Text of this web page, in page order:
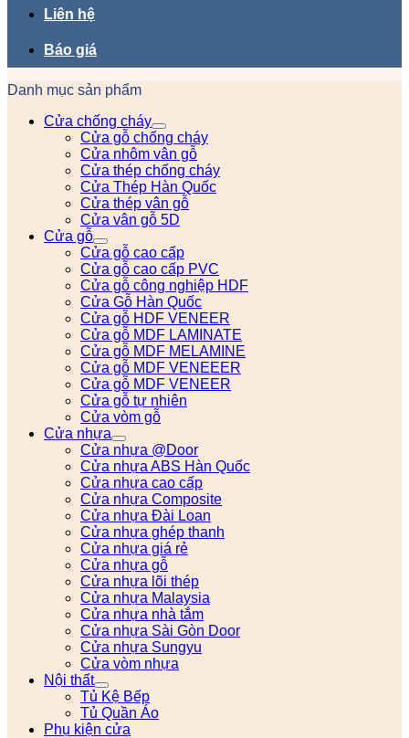
Liên hệ
Báo giá
Danh mục sản phẩm
Cửa chống cháy
Cửa gỗ chống cháy
Cửa nhôm vân gỗ
Cửa thép chống cháy
Cửa Thép Hàn Quốc
Cửa thép vân gỗ
Cửa vân gỗ 5D
Cửa gỗ
Cửa gỗ cao cấp
Cửa gỗ cao cấp PVC
Cửa gỗ công nghiệp HDF
Cửa Gỗ Hàn Quốc
Cửa gỗ HDF VENEER
Cửa gỗ MDF LAMINATE
Cửa gỗ MDF MELAMINE
Cửa gỗ MDF VENEEER
Cửa gỗ MDF VENEER
Cửa gỗ tự nhiên
Cửa vòm gỗ
Cửa nhựa
Cửa nhựa @Door
Cửa nhựa ABS Hàn Quốc
Cửa nhựa cao cấp
Cửa nhựa Composite
Cửa nhựa Đài Loan
Cửa nhựa ghép thanh
Cửa nhựa giá rẻ
Cửa nhựa gỗ
Cửa nhựa lõi thép
Cửa nhựa Malaysia
Cửa nhựa nhà tắm
Cửa nhựa Sài Gòn Door
Cửa nhựa Sungyu
Cửa vòm nhựa
Nội thất
Tủ Kệ Bếp
Tủ Quần Áo
Phụ kiện cửa